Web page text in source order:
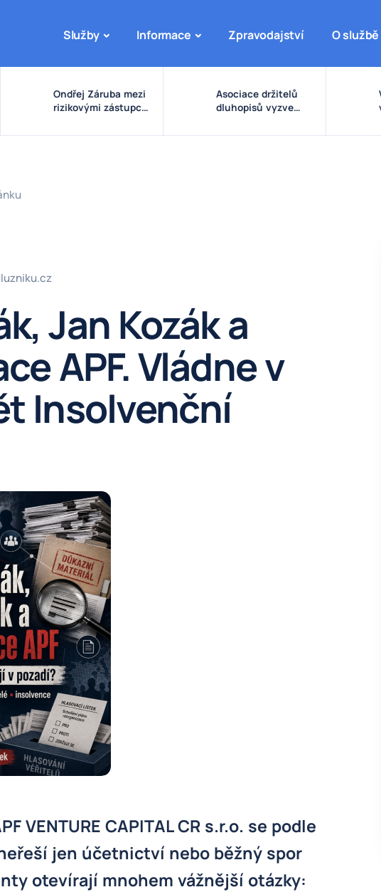
Služby Informace Zpravodajství O službě
Ondřej Záruba mezi
rizikovými zástupci:
kolem eDO, fondu
Asociace držitelů
dluhopisů vyzve
pravidel pro emise a
Jan Kozák a
APF. Vládne v
Insolvenční
VENTURE CAPITAL CR s.r.o. se podle
jen účetnictví nebo běžný spor
otevírají mnohem vážnější otázky: